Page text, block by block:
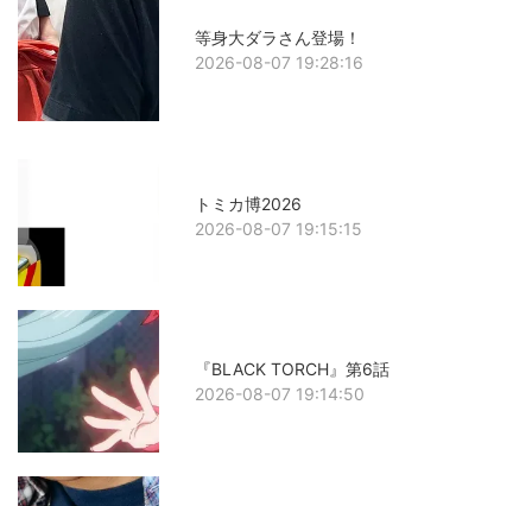
等身大ダラさん登場！
2026-08-07 19:28:16
トミカ博2026
2026-08-07 19:15:15
『BLACK TORCH』第6話
2026-08-07 19:14:50